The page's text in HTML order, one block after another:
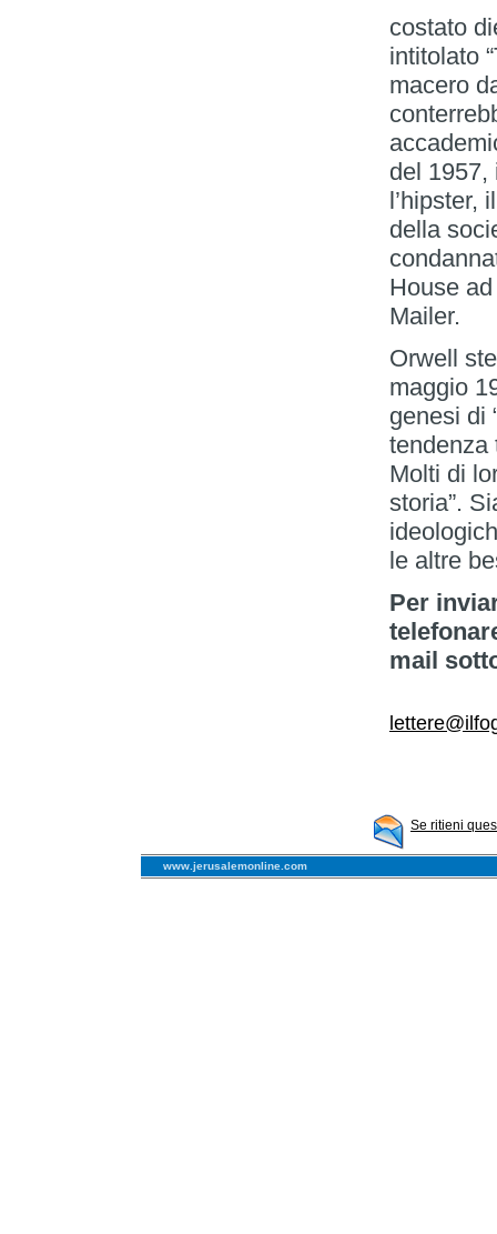
costato
intitolato
macero
del 1957,
l’hipster,
della
House
Mailer.
Orwell
maggio
genesi di
tendenza
Molti di
storia”.
le altre
Per
mail
Se ritieni
www.jerusalemonline.com